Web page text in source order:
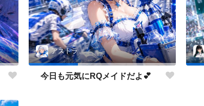
アストラ
今日も元気にRQメイドだよ💕